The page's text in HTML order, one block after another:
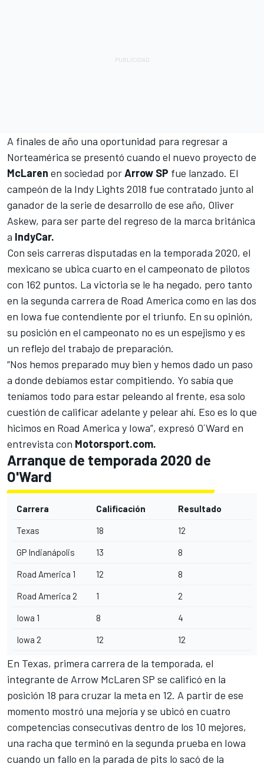
A finales de año una oportunidad para regresar a
Norteamérica se presentó cuando el nuevo proyecto de
McLaren en sociedad porArrow SP fue lanzado. El
campeón de la Indy Lights 2018 fue contratado junto al
ganador de la serie de desarrollo de ese año, Oliver
Askew, para ser parte del regreso de la marca británica
a IndyCar.
Con seis carreras disputadas en la temporada 2020, el
mexicano se ubica cuarto en el campeonato de pilotos
con 162 puntos. La victoria se le ha negado, pero tanto
en la segunda carrera de Road America como en las dos
en Iowa fue contendiente por el triunfo. En su opinión,
su posición en el campeonato no es un espejismo y es
un reflejo del trabajo de preparación.
“Nos hemos preparado muy bien y hemos dado un paso
a donde debíamos estar compitiendo. Yo sabía que
teníamos todo para estar peleando al frente, esa solo
cuestión de calificar adelante y pelear ahí. Eso es lo que
hicimos en Road America y Iowa”, expresó O´Ward en
entrevista con Motorsport.com.
Arranque de temporada 2020 de
O'Ward
Carrera Calificación Resultado
Texas 18 12
GP Indianápolis 13 8
Road America 1 12 8
Road America 2 1 2
Iowa 1 8 4
Iowa 2 12 12
En Texas, primera carrera de la temporada, el
integrante de Arrow McLaren SP se calificó en la
posición 18 para cruzar la meta en 12. A partir de ese
momento mostró una mejoría y se ubicó en cuatro
competencias consecutivas dentro de los 10 mejores,
una racha que terminó en la segunda prueba en Iowa
cuando un fallo en la parada de pits lo sacó de la